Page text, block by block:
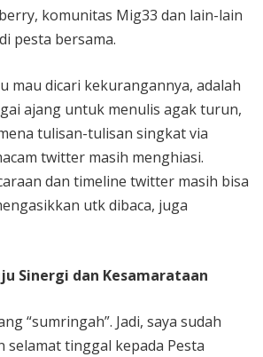
komunitas Mig33 dan lain-lain
pesta bersama.
mau dicari kekurangannya, adalah
ajang untuk menulis agak turun,
tulisan-tulisan singkat via
twitter masih menghiasi.
dan timeline twitter masih bisa
utk dibaca, juga
Sinergi dan Kesamarataan
“sumringah”. Jadi, saya sudah
selamat tinggal kepada Pesta